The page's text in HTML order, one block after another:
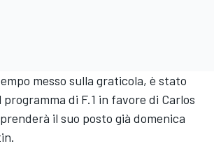
messo sulla graticola, è stato
di F.1 in favore di Carlos
il suo posto già domenica